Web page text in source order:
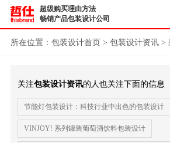
超级购买理由方法
畅销产品包装设计公司
所在位置： 包装设计首页 > 包装设计资讯>
关注包装设计资讯的人也关注下面的信息
节能灯包装设计：科技行业中出色的包装设计
VINJOY! 系列罐装葡萄酒饮料包装设计